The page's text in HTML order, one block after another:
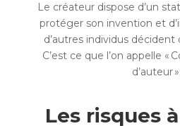
Le créateur dispose d’un
protéger son invention et
d’autres individus décident
C’est ce que l’on appelle «
d’auteur ».
Les risques